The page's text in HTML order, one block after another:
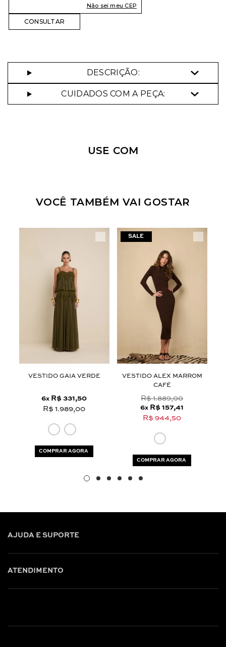
termos e polí­ticas de privacidade
Não sei meu CEP
DESCRIÇÃO:
CUIDADOS COM A PEÇA:
USE COM
VOCÊ TAMBÉM VAI GOSTAR
VESTIDO GAIA VERDE
6x R$ 331,50
R$ 1.989,00
COMPRAR AGORA
VESTIDO ALEX MARROM
CAFÉ
R$ 1.889,00
6x R$ 157,41
R$ 944,50
COMPRAR AGORA
AJUDA E SUPORTE
ATENDIMENTO